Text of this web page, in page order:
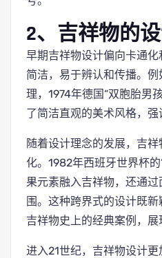
2、吉祥物的
早期吉祥物设计偏向卡通
简洁，易于辨认和传播。例
理，1974年德国“双胞胎男
了简洁直观的美术风格，强
随着设计理念的发展，吉
化。1982年西班牙世界杯
果元素融入吉祥物，还通
围。这种跨界式的设计既
吉祥物史上的经典案例，展
进入21世纪，吉祥物设计